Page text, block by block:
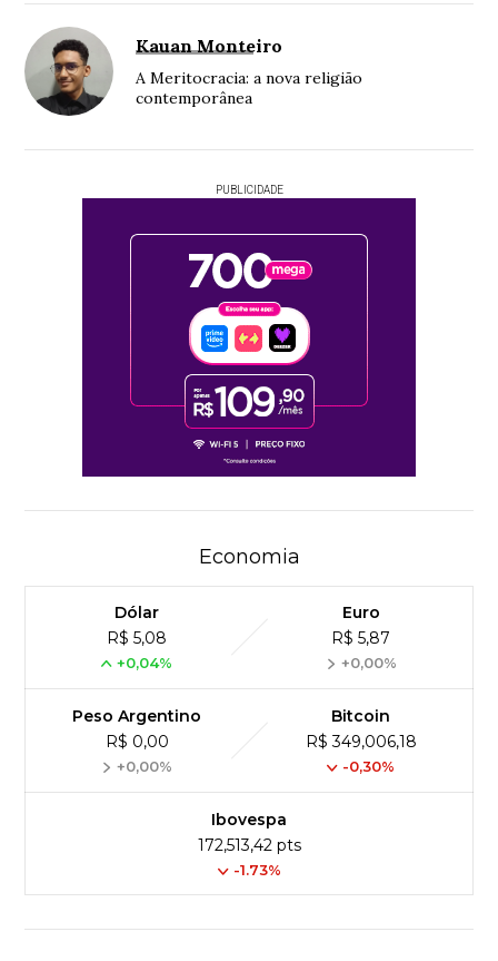
Kauan Monteiro
A Meritocracia: a nova religião
contemporânea
PUBLICIDADE
Economia
Dólar
R$ 5,08
+0,04%
Euro
R$ 5,87
+0,00%
Peso Argentino
R$ 0,00
+0,00%
Bitcoin
R$ 349,006,18
-0,30%
Ibovespa
172,513,42 pts
-1.73%